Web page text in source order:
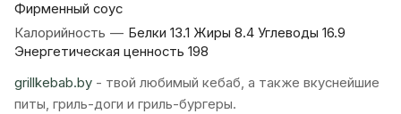
Фирменный соус
Калорийность — Белки 13.1 Жиры 8.4 Углеводы 16.9
Энергетическая ценность 198
grillkebab.by - твой любимый кебаб, а также вкуснейшие
питы, гриль-доги и гриль-бургеры.